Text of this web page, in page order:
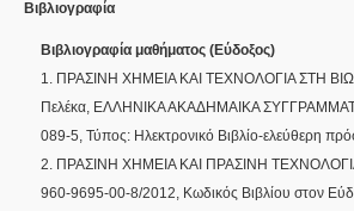
Βιβλιογραφία
Βιβλιογραφία μαθήματος (Εύδοξος)
1. ΠΡΑΣΙΝΗ ΧΗΜΕΙΑ ΚΑΙ ΤΕΧΝΟΛΟΓΙΑ ΣΤΗ
Πελέκα, ΕΛΛΗΝΙΚΑ ΑΚΑΔΗΜΑΙΚΑ
089-5, Τύπος: Ηλεκτρονικό Βιβλίο-ελεύθερη
2. ΠΡΑΣΙΝΗ ΧΗΜΕΙΑ ΚΑΙ ΠΡΑΣΙΝΗ
960-9695-00-8/2012, Κωδικός Βιβλίου στον